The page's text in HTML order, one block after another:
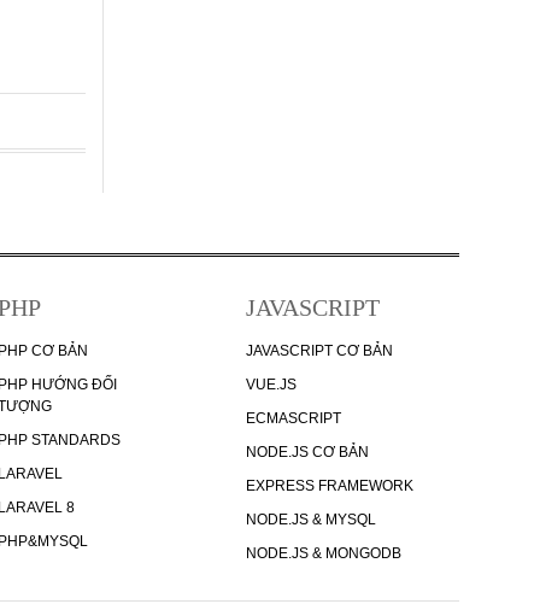
CƠ BẢN
HƯỚNG ĐỐI
STANDARDS
8
JAVASCRIPT
JAVASCRIPT CƠ BẢN
VUE.JS
ECMASCRIPT
NODE.JS CƠ BẢN
EXPRESS FRAMEWORK
NODE.JS & MYSQL
NODE.JS & MONGODB